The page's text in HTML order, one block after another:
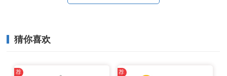
猜你喜欢
荐 荐